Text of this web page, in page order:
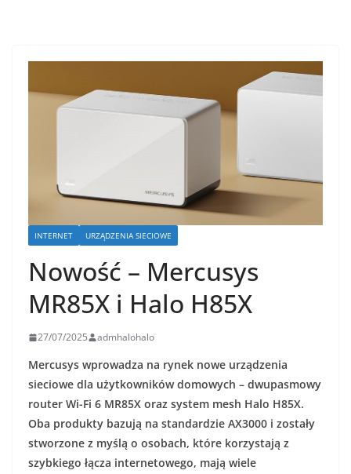
INTERNET URZĄDZENIA SIECIOWE
Nowość – Mercusys
MR85X i Halo H85X
27/07/2025 admhalohalo
Mercusys wprowadza na rynek nowe urządzenia
sieciowe dla użytkowników domowych – dwupasmowy
router Wi-Fi 6 MR85X oraz system mesh Halo H85X.
Oba produkty bazują na standardzie AX3000 i zostały
stworzone z myślą o osobach, które korzystają z
szybkiego łącza internetowego, mają wiele